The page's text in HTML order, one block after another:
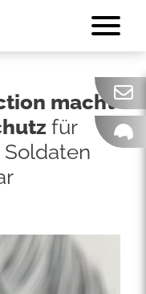
macht
für